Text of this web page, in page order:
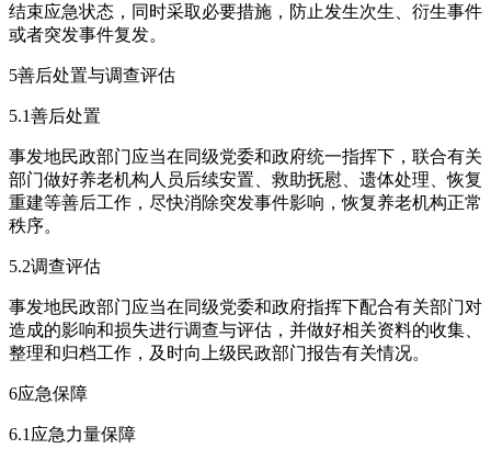
结束应急状态，同时采取必要措施，防止发生次生、衍生事件
或者突发事件复发。
5善后处置与调查评估
5.1善后处置
事发地民政部门应当在同级党委和政府统一指挥下，联合有关
部门做好养老机构人员后续安置、救助抚慰、遗体处理、恢复
重建等善后工作，尽快消除突发事件影响，恢复养老机构正常
秩序。
5.2调查评估
事发地民政部门应当在同级党委和政府指挥下配合有关部门对
造成的影响和损失进行调查与评估，并做好相关资料的收集、
整理和归档工作，及时向上级民政部门报告有关情况。
6应急保障
6.1应急力量保障